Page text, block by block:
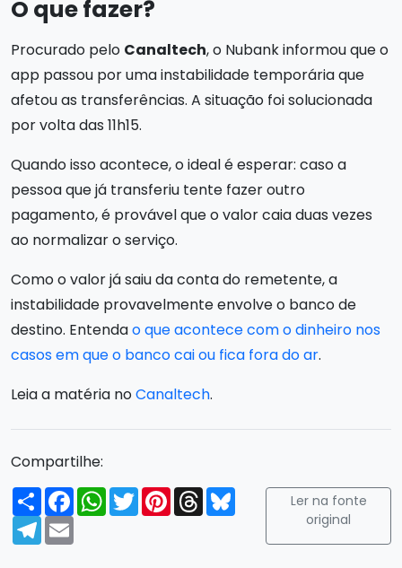
O que fazer?
Procurado pelo Canaltech, o Nubank informou que o
app passou por uma instabilidade temporária que
afetou as transferências. A situação foi solucionada
por volta das 11h15.
Quando isso acontece, o ideal é esperar: caso a
pessoa que já transferiu tente fazer outro
pagamento, é provável que o valor caia duas vezes
ao normalizar o serviço.
Como o valor já saiu da conta do remetente, a
instabilidade provavelmente envolve o banco de
destino. Entendao que acontece com o dinheiro nos
casos em que o banco cai ou fica fora do ar.
Leia a matéria noCanaltech.
Compartilhe:
Compartilhar
FacebookWhatsApp
TwitterPinterest
ThreadsBluesky
Telegram
Email
Ler na fonte
original